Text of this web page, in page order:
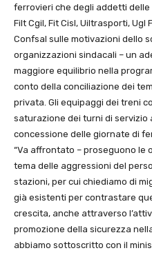
ferrovieri che degli addetti delle
Filt Cgil, Fit Cisl, Uiltrasporti, Ugl
Confsal sulle motivazioni dello
organizzazioni sindacali – un
maggiore equilibrio nella
conto della conciliazione dei
privata. Gli equipaggi dei treni
saturazione dei turni di servizio
concessione delle giornate di
“Va affrontato – proseguono le
tema delle aggressioni del
stazioni, per cui chiediamo di
già esistenti per contrastare
crescita, anche attraverso
promozione della sicurezza
abbiamo sottoscritto con il